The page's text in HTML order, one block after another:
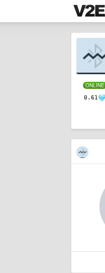
ONLINE
0.61